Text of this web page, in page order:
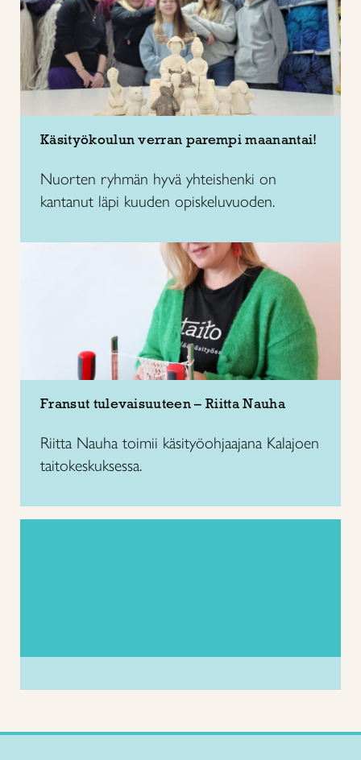
Käsityökoulun verran parempi maanantai!
Nuorten ryhmän hyvä yhteishenki on
kantanut läpi kuuden opiskeluvuoden.
Fransut tulevaisuuteen – Riitta Nauha
Riitta Nauha toimii käsityöohjaajana Kalajoen
taitokeskuksessa.